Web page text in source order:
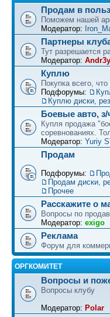
Продам в
Поможем нашей
Модератор:
Партнеры
Тут разрешается
Модератор: Andr3y
Куплю
Покупка всего,
Подфорумы:
Куплю диски,
Боевые авто, з/
Купля продажа
соревнованиях.
Модератор: Yuriy
Продам
Подфорумы:
Продам диски,
Прочее
Расскажите о
Вопросы по
Модератор: exigo
Реклама
Форум для
ОРГКОМИТЕТ
Вопросы и
Вопросы клубу
Модератор: Polar